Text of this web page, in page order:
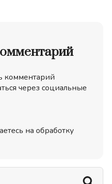
комментарий
через социальные
на обработку